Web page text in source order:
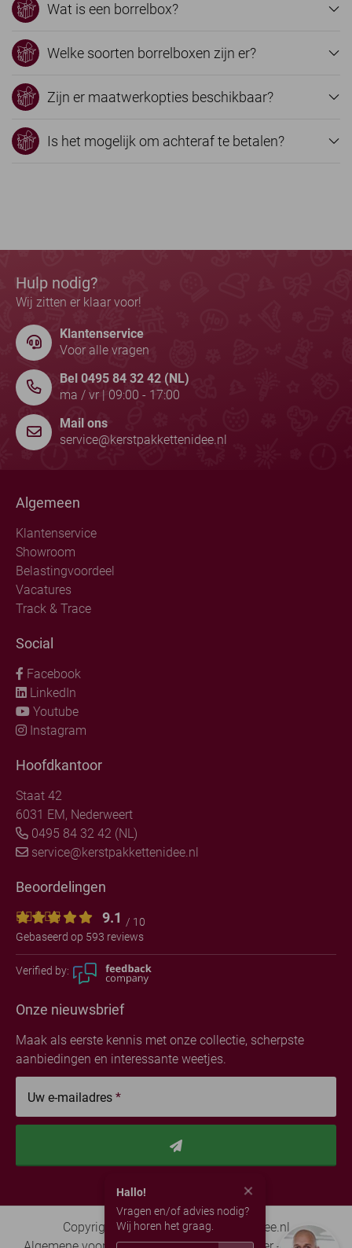
Wat is een borrelbox?
Welke soorten borrelboxen zijn er?
Zijn er maatwerkopties beschikbaar?
Is het mogelijk om achteraf te betalen?
Hulp nodig?
Wij zitten er klaar voor!
Klantenservice
Voor alle vragen
Bel 0495 84 32 42 (NL)
ma / vr | 09:00 - 17:00
Mail ons
service@kerstpakkettenidee.nl
Algemeen
Klantenservice
Showroom
Belastingvoordeel
Vacatures
Track & Trace
Social
Facebook
LinkedIn
Youtube
Instagram
Hoofdkantoor
Staat 42
6031 EM, Nederweert
0495 84 32 42 (NL)
service@kerstpakkettenidee.nl
Beoordelingen
9.1 / 10
Gebaseerd op 593 reviews
Verified by:
Onze nieuwsbrief
Maak als eerste kennis met onze collectie, scherpste
aanbiedingen en interessante weetjes.
Uw e-mailadres *
Copyright © 2026 - Kerstpakkettenidee.nl
Hallo!
Vragen en/of advies nodig?
Wij horen het graag.